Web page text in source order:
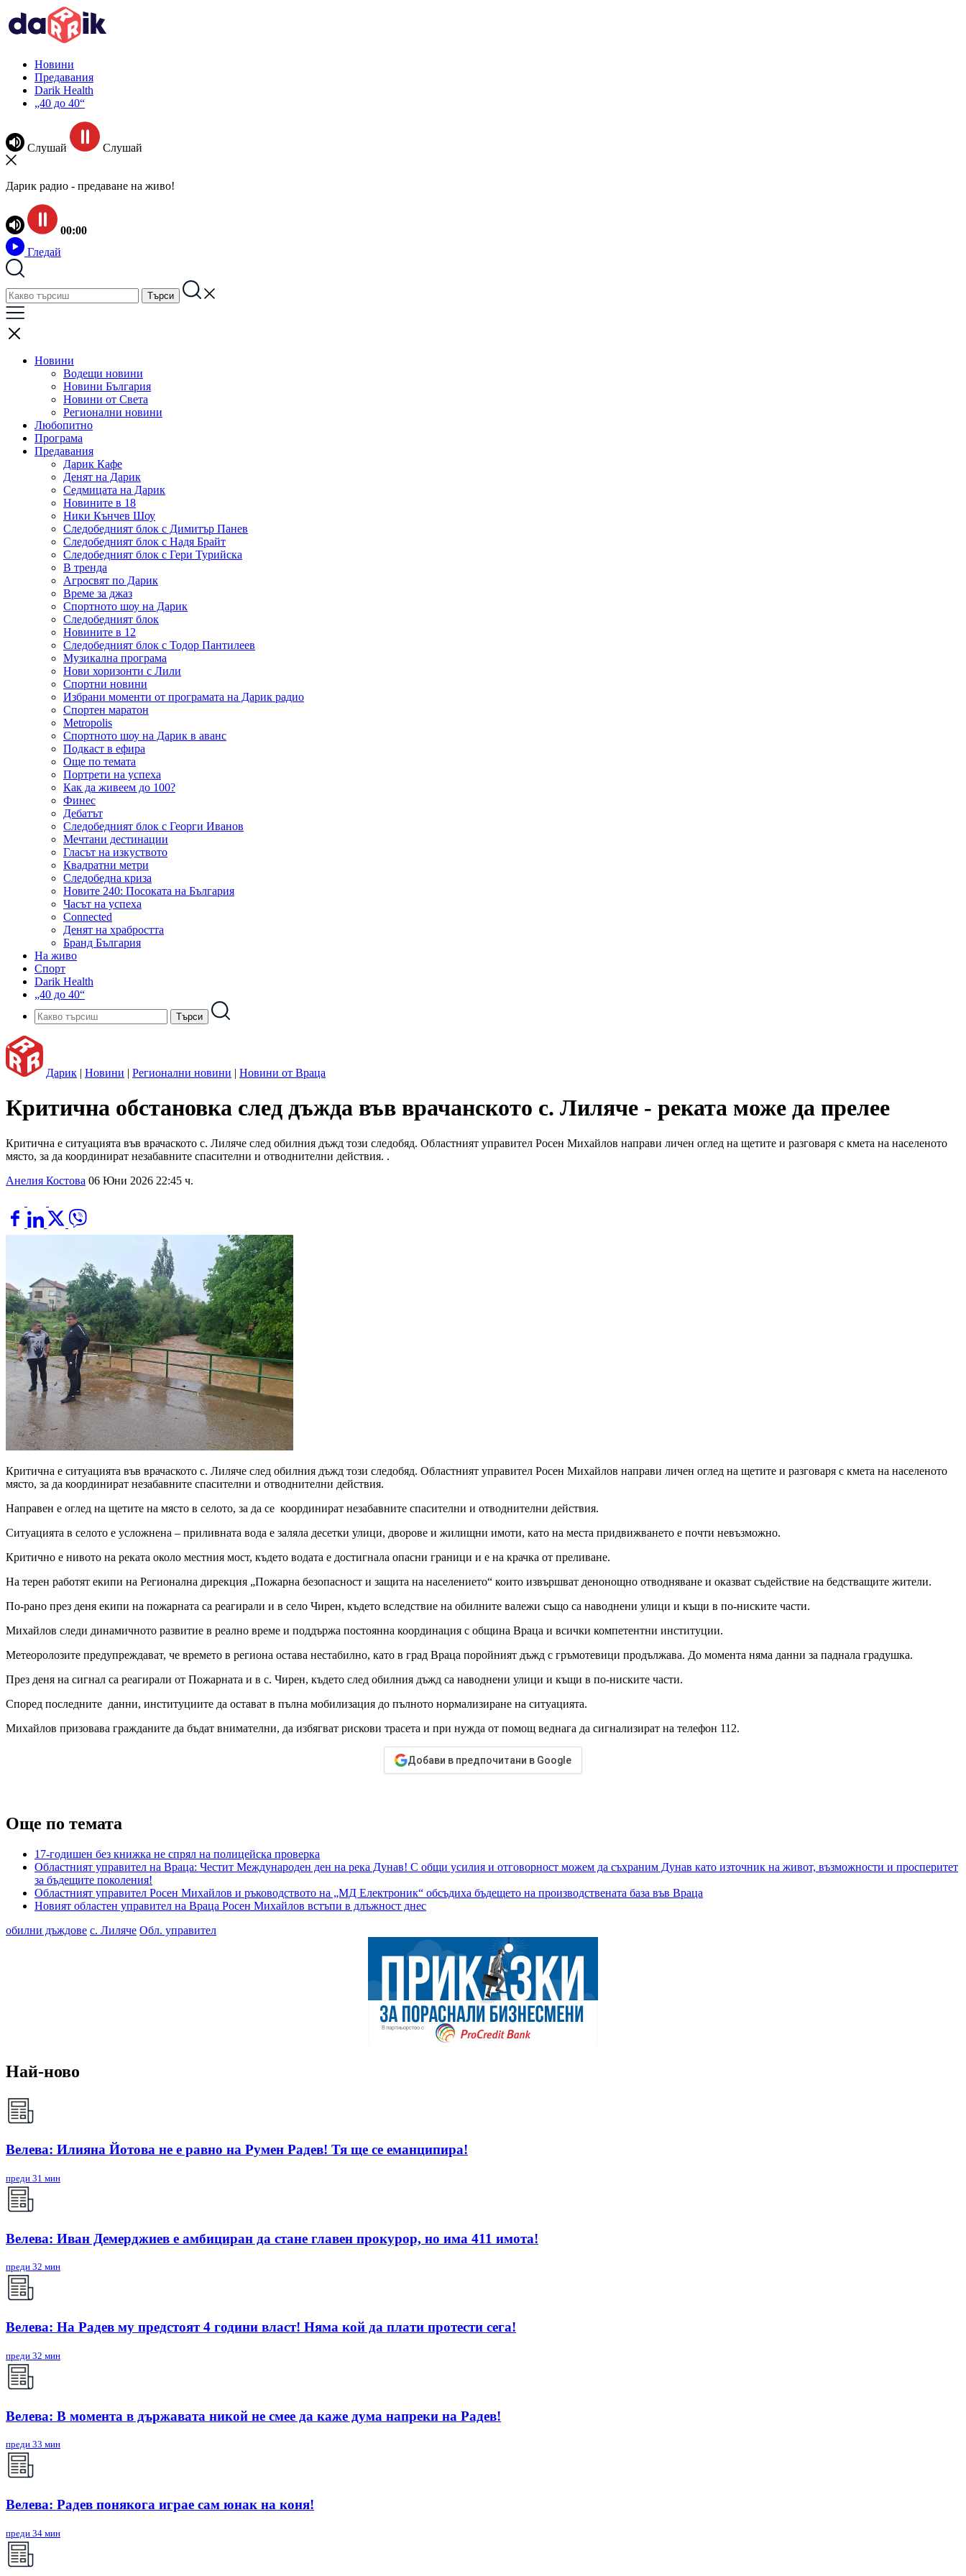
Новини
Предавания
Darik Health
„40 до 40“
Слушай Слушай
Дарик радио - предаване на живо!
00:00
Гледай
Новини
Водещи новини
Новини България
Новини от Света
Регионални новини
Любопитно
Програма
Предавания
Дарик Кафе
Денят на Дарик
Седмицата на Дарик
Новините в 18
Ники Кънчев Шоу
Следобедният блок с Димитър Панев
Следобедният блок с Надя Брайт
Следобедният блок с Гери Турийска
В тренда
Агросвят по Дарик
Време за джаз
Спортното шоу на Дарик
Следобедният блок
Новините в 12
Следобедният блок с Тодор Пантилеев
Музикална програма
Нови хоризонти с Лили
Спортни новини
Избрани моменти от програмата на Дарик радио
Спортен маратон
Metropolis
Спортното шоу на Дарик в аванс
Подкаст в ефира
Още по темата
Портрети на успеха
Как да живеем до 100?
Финес
Дебатът
Следобедният блок с Георги Иванов
Мечтани дестинации
Гласът на изкуството
Квадратни метри
Следобедна криза
Новите 240: Посоката на България
Часът на успеха
Connected
Денят на храбростта
Бранд България
На живо
Спорт
Darik Health
„40 до 40“
Дарик | Новини | Регионални новини | Новини от Враца
Критична обстановка след дъжда във врачанското с. Лиляче - реката може да прелее
Критична е ситуацията във врачаското с. Лиляче след обилния дъжд този следобяд. Областният управител Росен Михайлов направи личен оглед на щетите и разговаря с кмета на населеното
място, за да координират незабавните спасителни и отводнителни действия. .
Анелия Костова 06 Юни 2026 22:45 ч.
Критична е ситуацията във врачаското с. Лиляче след обилния дъжд този следобяд. Областният управител Росен Михайлов направи личен оглед на щетите и разговаря с кмета на населеното
място, за да координират незабавните спасителни и отводнителни действия.
Направен е оглед на щетите на място в селото, за да се координират незабавните спасителни и отводнителни действия.
Ситуацията в селото е усложнена – приливната вода е заляла десетки улици, дворове и жилищни имоти, като на места придвижването е почти невъзможно.
Критично е нивото на реката около местния мост, където водата е достигнала опасни граници и е на крачка от преливане.
На терен работят екипи на Регионална дирекция „Пожарна безопасност и защита на населението“ които извършват денонощно отводняване и оказват съдействие на бедстващите жители.
По-рано през деня екипи на пожарната са реагирали и в село Чирен, където вследствие на обилните валежи също са наводнени улици и къщи в по-ниските части.
Михайлов следи динамичното развитие в реално време и поддържа постоянна координация с община Враца и всички компетентни институции.
Метеоролозите предупреждават, че времето в региона остава нестабилно, като в град Враца поройният дъжд с гръмотевици продължава. До момента няма данни за паднала градушка.
През деня на сигнал са реагирали от Пожарната и в с. Чирен, където след обилния дъжд са наводнени улици и къщи в по-ниските части.
Според последните данни, институциите да остават в пълна мобилизация до пълното нормализиране на ситуацията.
Михайлов призовава гражданите да бъдат внимателни, да избягват рискови трасета и при нужда от помощ веднага да сигнализират на телефон 112.
Добави в предпочитани в Google
Още по темата
17-годишен без книжка не спрял на полицейска проверка
Областният управител на Враца: Честит Международен ден на река Дунав! С общи усилия и отговорност можем да съхраним Дунав като източник на живот, възможности и просперитет
за бъдещите поколения!
Областният управител Росен Михайлов и ръководството на „МД Електроник“ обсъдиха бъдещето на производствената база във Враца
Новият областен управител на Враца Росен Михайлов встъпи в длъжност днес
обилни дъждове с. Лиляче Обл. управител
Най-ново
Велева: Илияна Йотова не е равно на Румен Радев! Тя ще се еманципира!
преди 31 мин
Велева: Иван Демерджиев е амбициран да стане главен прокурор, но има 411 имота!
преди 32 мин
Велева: На Радев му предстоят 4 години власт! Няма кой да плати протести сега!
преди 32 мин
Велева: В момента в държавата никой не смее да каже дума напреки на Радев!
преди 33 мин
Велева: Радев понякога играе сам юнак на коня!
преди 34 мин